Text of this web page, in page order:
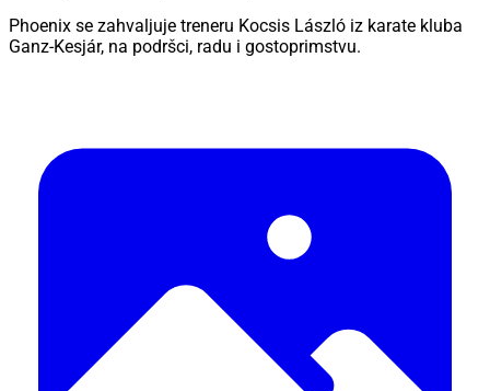
Phoenix se zahvaljuje treneru Kocsis László iz karate kluba
Ganz-Kesjár, na podršci, radu i gostoprimstvu.